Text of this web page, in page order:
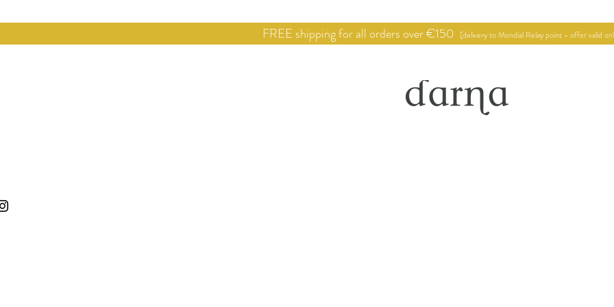
FREE shipping for all orders over €150 (delivery to Mondial Relay point - offer valid